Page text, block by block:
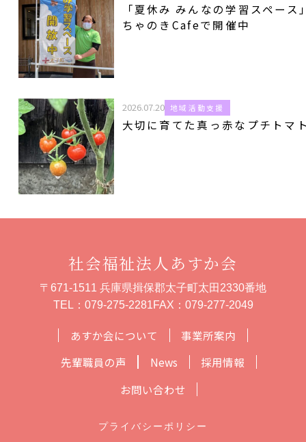
「夏休み みんなの学習スペース
ちゃのきCafeで開催中
2026.07.20 地域活動支援
大切に育てた真っ赤なプチトマ
あすか会について
事業所案内
先輩職員の声
News
採用情報
お問い合わせ
社会福祉法人あすか会
〒671-1511 兵庫県揖保郡太子町太田2330番地
TEL： 079-275-2281FAX：079-277-2049
プライバシーポリシー